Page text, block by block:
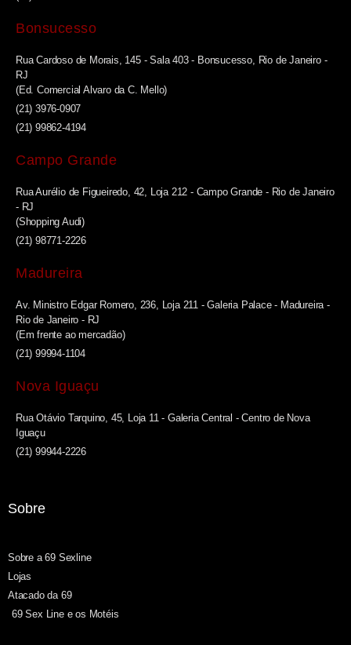
Bonsucesso
Rua Cardoso de Morais, 145 - Sala 403 - Bonsucesso, Rio de Janeiro -
RJ
(Ed. Comercial Alvaro da C. Mello)
(21) 3976-0907
(21) 99862-4194
Campo Grande
Rua Aurélio de Figueiredo, 42, Loja 212 - Campo Grande - Rio de Janeiro
- RJ
(Shopping Audi)
(21) 98771-2226
Madureira
Av. Ministro Edgar Romero, 236, Loja 211 - Galeria Palace - Madureira -
Rio de Janeiro - RJ
(Em frente ao mercadão)
(21) 99994-1104
Nova Iguaçu
Rua Otávio Tarquino, 45, Loja 11 - Galeria Central - Centro de Nova
Iguaçu
(21) 99944-2226
Sobre
Sobre a 69 Sexline
Lojas
Atacado da 69
69 Sex Line e os Motéis